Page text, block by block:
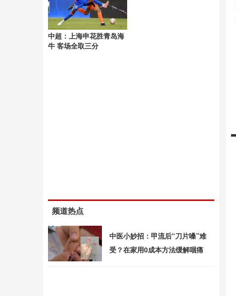
中超：上海申花胜青岛海
牛 客场全取三分
频道热点
中医小妙招：甲流后“刀片嗓”难
受？在家用0成本方法缓解咽痛